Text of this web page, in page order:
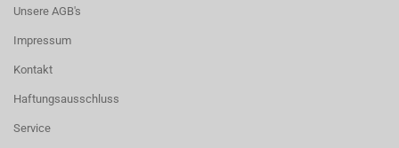
Unsere AGB's
Impressum
Kontakt
Haftungsausschluss
Service